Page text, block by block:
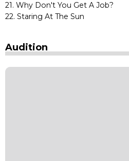
21. Why Don't You Get A Job?
22. Staring At The Sun
Audition